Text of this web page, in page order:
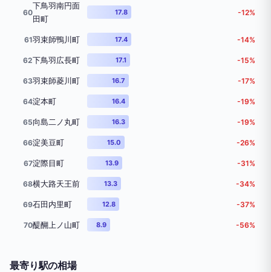
60
下鳥羽南円面
田町
17.8 -12%
61羽束師鴨川町 17.4 -14%
62下鳥羽広長町 17.1 -15%
63羽束師菱川町 16.7 -17%
64淀本町 16.4 -19%
65向島二ノ丸町 16.3 -19%
66淀美豆町 15.0 -26%
67淀際目町 13.9 -31%
68横大路天王前 13.3 -34%
69石田内里町 12.8 -37%
70醍醐上ノ山町 8.9 -56%
最寄り駅の相場